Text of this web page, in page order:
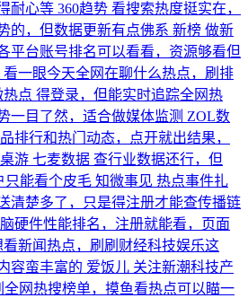
耐心等 360趋势 看搜索热度挺实在，
的，但数据更新有点佛系 新榜 做新
平台账号排名可以看看，资源够看但
看一眼今天全网在聊什么热点，刷排
热点 得登录，但能实时追踪全网热
一目了然，适合做媒体监测 ZOL数
排行和热门动态，点开就出结果，
游 七麦数据 查行业数据还行，但
只能看个皮毛 知微事见 热点事件扎
清楚多了，只是得注册才能查传播链
硬件性能排名，注册就能看，页面
看新闻热点，刷刷财经科技娱乐这
容蛮丰富的 爱饭儿 关注新潮科技产
全网热搜榜单，摸鱼看热点可以瞄一